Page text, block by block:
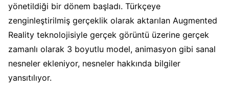
yönetildiği bir dönem başladı. Türkçeye
zenginleştirilmiş gerçeklik olarak aktarılan Augmented
Reality teknolojisiyle gerçek görüntü üzerine gerçek
zamanlı olarak 3 boyutlu model, animasyon gibi sanal
nesneler ekleniyor, nesneler hakkında bilgiler
yansıtılıyor.